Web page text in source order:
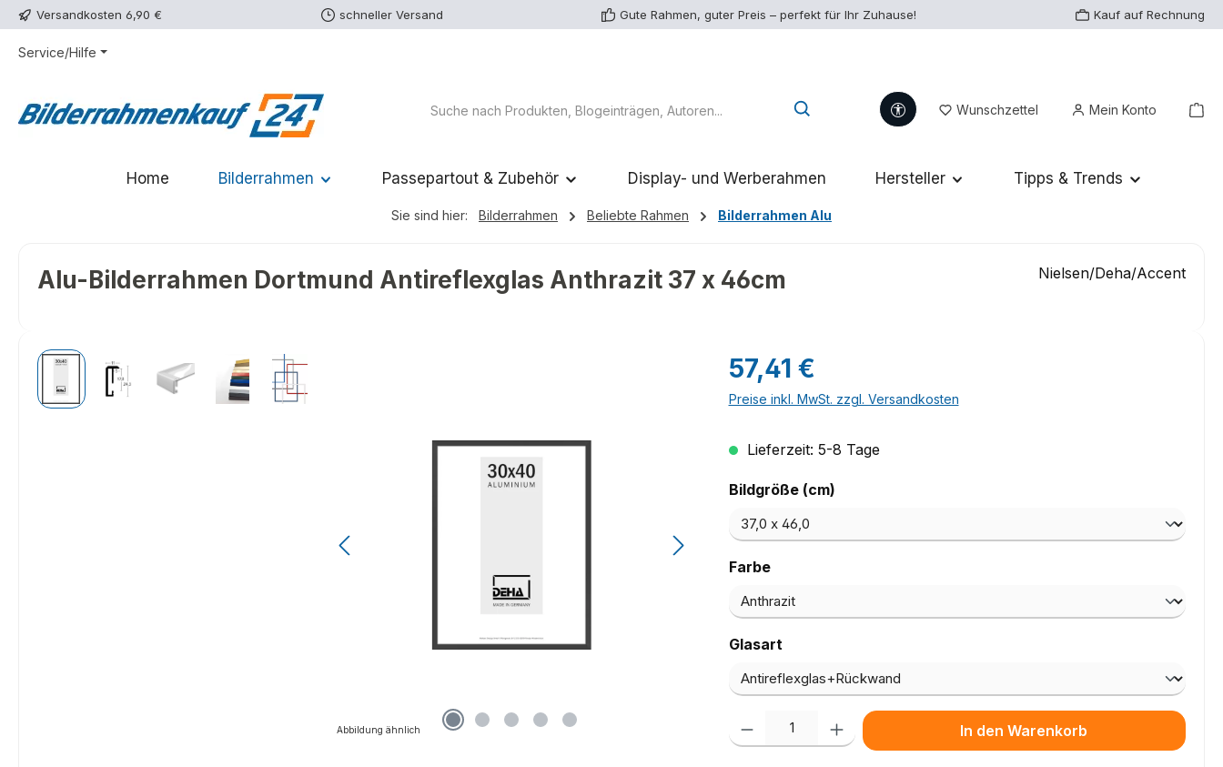
Hauptinhalt springen
Zur Suche springen
Zur Hauptnavigation springen
Versandkosten 6,90 € schneller Versand Gute Rahmen, guter Preis – perfekt für Ihr Zuhause! Kauf auf Rechnung
Service/Hilfe
Werkzeugleiste anzeigen
Wunschzettel Du hast 0 Produkte auf dem
Mein Konto
Home Bilderrahmen Passepartout & Zubehör Display- und Werberahmen Hersteller Tipps & Trends
Sie sind hier: Bilderrahmen Beliebte Rahmen Bilderrahmen Alu
Alu-Bilderrahmen Dortmund Antireflexglas Anthrazit 37 x 46cm Nielsen/Deha/Accent
Abbildung ähnlich
Regulärer Preis:
57,41 €
Preise inkl. MwSt. zzgl. Versandkosten
Lieferzeit: 5-8 Tage
Bildgröße (cm)auswählen
Farbeauswählen
Glasartauswählen
Produkt Anzahl: Gib den gewünschten Wert ein oder benutze die Schaltflächen
In den Warenkorb